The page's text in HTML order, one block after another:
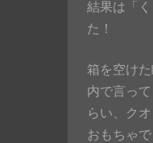
結果は「
た！
箱を空け
内で言っ
らい、ク
おもちゃで